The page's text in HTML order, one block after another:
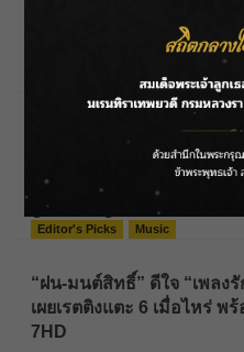
BLACKCOBRA” ฟีทครั้งแ
Music
ไม่ลืมที่จะเริ่ด!
ฟ้าผ่า ร่วมฟีทเจอริ่งอัลบั้มเดี่
BOYZ’
08/06/2026
Editor's Picks
Music
“ฝน-มนต์สิทธิ์” ดีใจ “เพลง
เผยเรตติงแตะ 6 เมื่อไหร่ พ
7HD